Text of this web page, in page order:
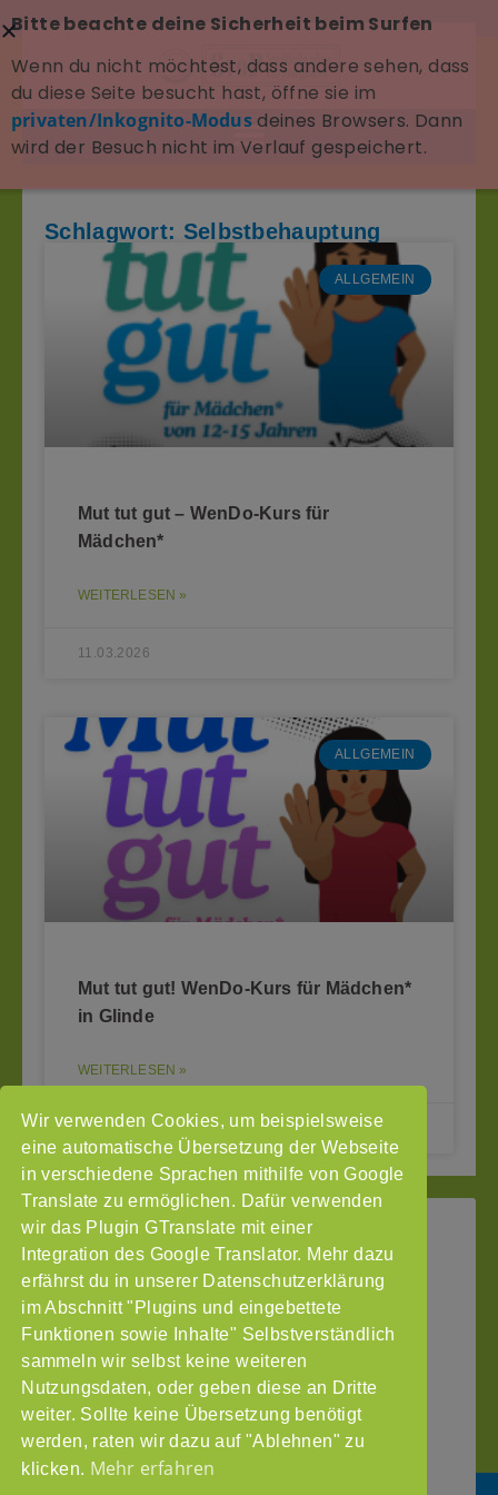
Schlagwort: Selbstbehauptung
ALLGEMEIN
Mut tut gut – WenDo-Kurs für
Mädchen*
WEITERLESEN »
11.03.2026
ALLGEMEIN
Mut tut gut! WenDo-Kurs für Mädchen*
in Glinde
WEITERLESEN »
14.03.2025
Wir verwenden Cookies, um beispielsweise
eine automatische Übersetzung der Webseite
in verschiedene Sprachen mithilfe von Google
Translate zu ermöglichen. Dafür verwenden
wir das Plugin GTranslate mit einer
Integration des Google Translator. Mehr dazu
erfährst du in unserer Datenschutzerklärung
im Abschnitt "Plugins und eingebettete
Funktionen sowie Inhalte" Selbstverständlich
sammeln wir selbst keine weiteren
Nutzungsdaten, oder geben diese an Dritte
weiter. Sollte keine Übersetzung benötigt
werden, raten wir dazu auf "Ablehnen" zu
klicken. Mehr erfahren
StoP
–
Stadtteile
ohne
Partnergewalt
e.V.
Pinnasberg
27
20359
Intranet
Impressum
Datenschutzerklärung
Gefördert
durch
Bitte beachte deine Sicherheit beim Surfen
Wenn du nicht möchtest, dass andere sehen, dass
du diese Seite besucht hast, öffne sie im
privaten/Inkognito-Modusdeines Browsers. Dann
wird der Besuch nicht im Verlauf gespeichert.